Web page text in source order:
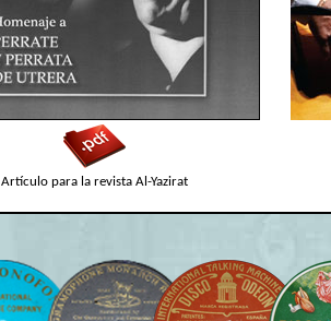
Artículo para la revista Al-Yazirat